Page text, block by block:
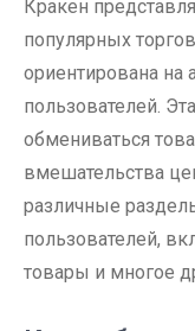
Кракен
популярных
ориентирована на
пользователей.
обмениваться
вмешательства
различные
пользователей,
товары и многое